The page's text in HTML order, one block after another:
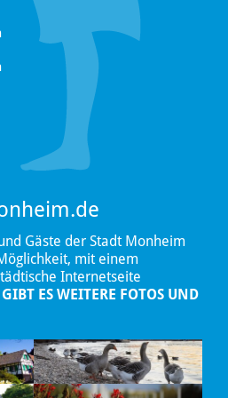
Gäste der Stadt Monheim
mit einem
Internetseite
ES WEITERE FOTOS UND